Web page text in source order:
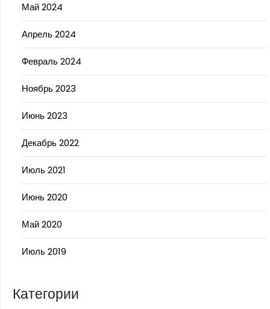
Май 2024
Апрель 2024
Февраль 2024
Ноябрь 2023
Июнь 2023
Декабрь 2022
Июль 2021
Июнь 2020
Май 2020
Июль 2019
Категории